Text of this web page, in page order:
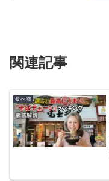
関連記事
食べ物